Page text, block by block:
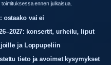
ennen julkaisua.
ostaako vai ei
konsertit, urheilu, liput
ja Loppupeliin
tieto ja avoimet kysymykset